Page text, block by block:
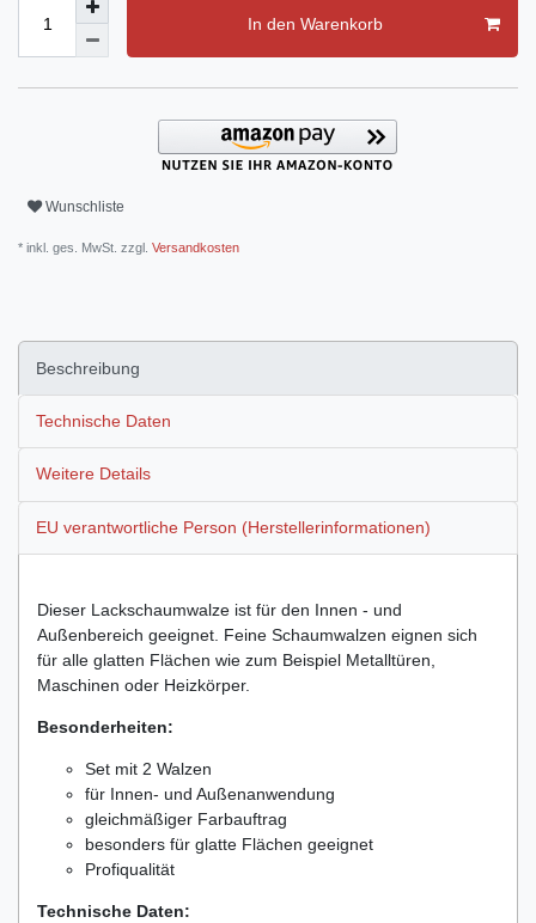
In den Warenkorb
Wunschliste
* inkl. ges. MwSt. zzgl. Versandkosten
Beschreibung
Technische Daten
Weitere Details
EU verantwortliche Person (Herstellerinformationen)
Dieser Lackschaumwalze ist für den Innen - und
Außenbereich geeignet. Feine Schaumwalzen eignen sich
für alle glatten Flächen wie zum Beispiel Metalltüren,
Maschinen oder Heizkörper.
Besonderheiten:
Set mit 2 Walzen
für Innen- und Außenanwendung
gleichmäßiger Farbauftrag
besonders für glatte Flächen geeignet
Profiqualität
Technische Daten: